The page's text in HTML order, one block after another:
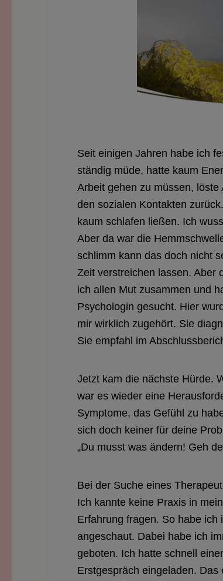
Seit einigen Jahren habe ich
ständig müde, hatte kaum
Arbeit gehen zu müssen,
den sozialen Kontakten
kaum schlafen ließen. Ich
Aber da war die
schlimm kann das doch nicht
Zeit verstreichen lassen. Aber
ich allen Mut zusammen und
Psychologin gesucht. Hier
mir wirklich zugehört. Sie
Sie empfahl im
Jetzt kam die nächste Hürde.
war es wieder eine
Symptome, das Gefühl zu
sich doch keiner für deine
„Du musst was ändern! Geh
Bei der Suche eines
Ich kannte keine Praxis in
Erfahrung fragen. So habe
angeschaut. Dabei habe ich
geboten. Ich hatte schnell
Erstgespräch eingeladen.